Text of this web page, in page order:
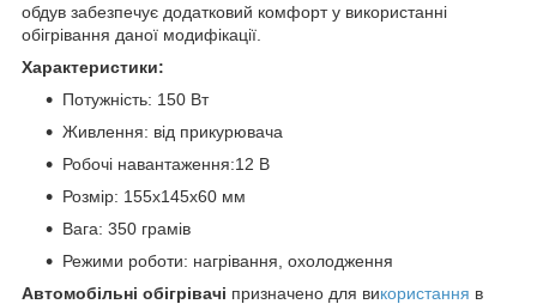
обдув забезпечує додатковий комфорт у використанні
обігрівання даної модифікації.
Характеристики:
Потужність: 150 Вт
Живлення: від прикурювача
Робочі навантаження:12 В
Розмір: 155x145x60 мм
Вага: 350 грамів
Режими роботи: нагрівання, охолодження
Автомобільні обігрівачі призначено для використання в